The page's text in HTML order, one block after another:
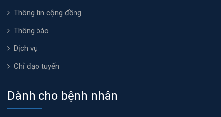
Thông tin cộng đồng
Thông báo
Dịch vụ
Chỉ đạo tuyến
Dành cho bệnh nhân